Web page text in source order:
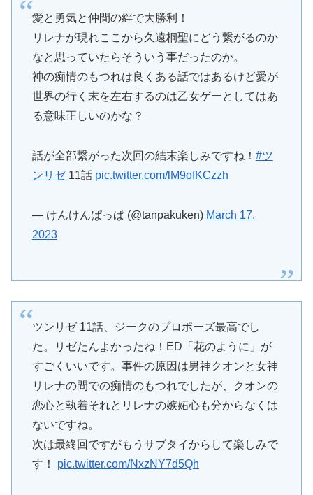
愛と勇気と仲間の絆で大勝利！
リレナが現れここから久遠桐聖にどう繋がるのか
なと思っていたらそういう事だったのか。
神の痴情のもつれは良くある話ではあるけど愛が
世界の行く末を左右するのは乙女ゲーとしてはあ
る意味正しいのかな？
話が全部繋がった次回の結末楽しみですね！ #ツ
ンリゼ11話 pic.twitter.com/lM9ofKCzzh
— けんけんぱっぱ (@tanpakuken) March 17,
2023
ツンリゼ 11話、ジークのプロポーズ最高でし
た。リゼたんよかったね！ED「花のように」が
すごくいいです。事件の原因は男神クオンと女神
リレナの間での痴情のもつれでしたが、クオンの
恋心と執着それとリレナの嫉妬心も分からなくは
ないですね。
次は最終回ですがもうサブタイからして楽しみで
す！ pic.twitter.com/NxzNY7d5Qh